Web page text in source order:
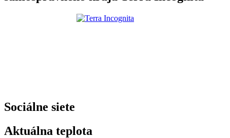
Sociálne siete
Aktuálna teplota